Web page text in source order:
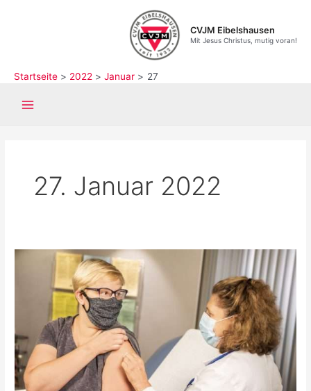
CVJM Eibelshausen
Mit Jesus Christus, mutig voran!
Startseite 2022 Januar 27
27. Januar 2022